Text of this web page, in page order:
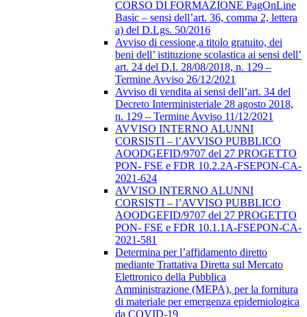
CORSO DI FORMAZIONE PagOnLine
Basic – sensi dell’art. 36, comma 2, lettera
a) del D.Lgs. 50/2016
Avviso di cessione,a titolo gratuito, dei
beni dell’ istituzione scolastica ai sensi dell’
art. 24 del D.I. 28/08/2018, n. 129 –
Termine Avviso 26/12/2021
Avviso di vendita ai sensi dell’art. 34 del
Decreto Interministeriale 28 agosto 2018,
n. 129 – Termine Avviso 11/12/2021
AVVISO INTERNO ALUNNI
CORSISTI – l’AVVISO PUBBLICO
AOODGEFID/9707 del 27 PROGETTO
PON- FSE e FDR 10.2.2A-FSEPON-CA-
2021-624
AVVISO INTERNO ALUNNI
CORSISTI – l’AVVISO PUBBLICO
AOODGEFID/9707 del 27 PROGETTO
PON- FSE e FDR 10.1.1A-FSEPON-CA-
2021-581
Determina per l’affidamento diretto
mediante Trattativa Diretta sul Mercato
Elettronico della Pubblica
Amministrazione (MEPA), per la fornitura
di materiale per emergenza epidemiologica
da COVID-19